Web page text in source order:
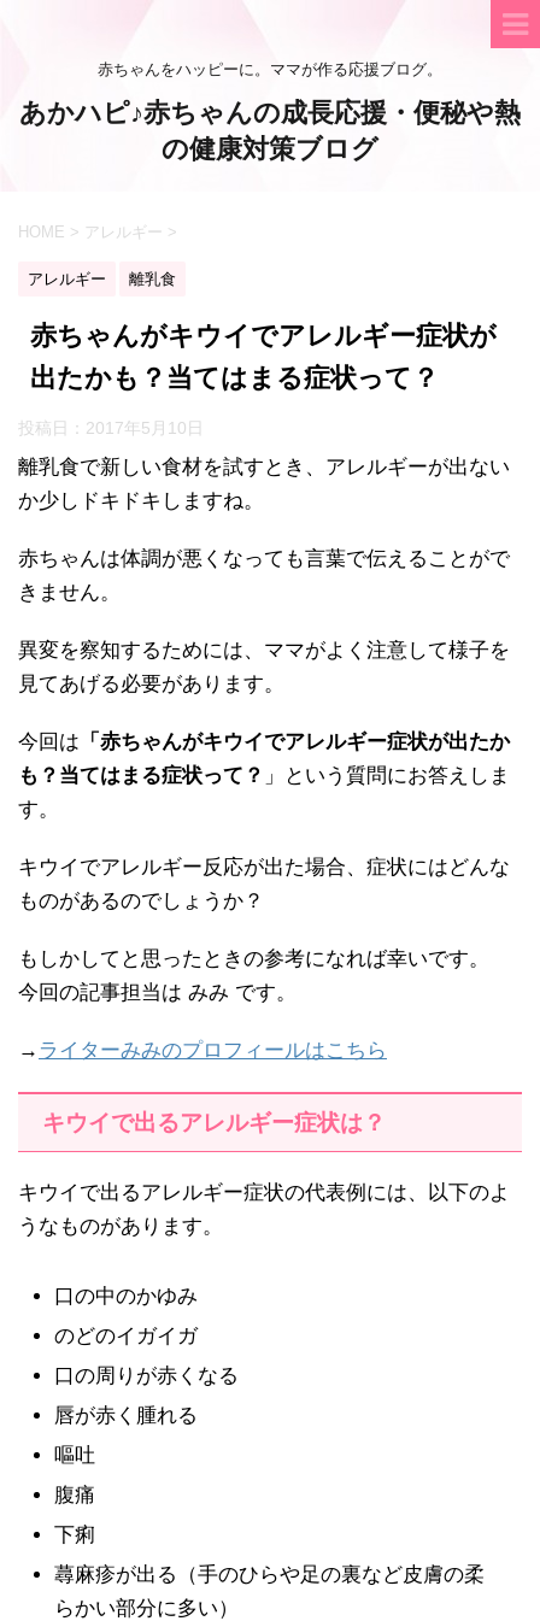
赤ちゃんをハッピーに。ママが作る応援ブログ。
あかハピ♪赤ちゃんの成長応援・便秘や熱
の健康対策ブログ
HOME > アレルギー >
アレルギー 離乳食
赤ちゃんがキウイでアレルギー症状が
出たかも？当てはまる症状って？
投稿日： 2017年5月10日
離乳食で新しい食材を試すとき、アレルギーが出ない
か少しドキドキしますね。
赤ちゃんは体調が悪くなっても言葉で伝えることがで
きません。
異変を察知するためには、ママがよく注意して様子を
見てあげる必要があります。
今回は 「赤ちゃんがキウイでアレルギー症状が出たか
も？当てはまる症状って？ 」という質問にお答えしま
す。
キウイでアレルギー反応が出た場合、症状にはどんな
ものがあるのでしょうか？
もしかしてと思ったときの参考になれば幸いです。
今回の記事担当は みみ です。
→ ライターみみのプロフィールはこちら
キウイで出るアレルギー症状は？
キウイで出るアレルギー症状の代表例には、以下のよ
うなものがあります。
口の中のかゆみ
のどのイガイガ
口の周りが赤くなる
唇が赤く腫れる
嘔吐
腹痛
下痢
蕁麻疹が出る（手のひらや足の裏など皮膚の柔
らかい部分に多い）